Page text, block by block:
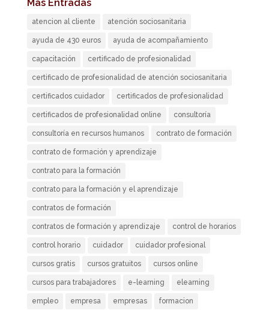
Más Entradas
atencion al cliente atención sociosanitaria
ayuda de 430 euros ayuda de acompañamiento
capacitación certificado de profesionalidad
certificado de profesionalidad de atención sociosanitaria
certificados cuidador certificados de profesionalidad
certificados de profesionalidad online consultoría
consultoría en recursos humanos contrato de formación
contrato de formación y aprendizaje
contrato para la formación
contrato para la formación y el aprendizaje
contratos de formación
contratos de formación y aprendizaje control de horarios
control horario cuidador cuidador profesional
cursos gratis cursos gratuitos cursos online
cursos para trabajadores e-learning elearning
empleo empresa empresas formacion